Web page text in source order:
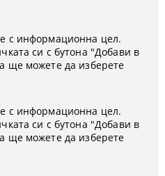
с информационна цел.
си с бутона "Добави в
ще можете да изберете
с информационна цел.
си с бутона "Добави в
ще можете да изберете